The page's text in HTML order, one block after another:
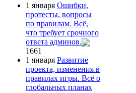
1 января Ошибки,
протесты, вопросы
по правилам. Всё,
что требует срочного
ответа админов.
1661
1 января Развитие
проекта, изменения в
правилах игры. Всё о
глобальных планах